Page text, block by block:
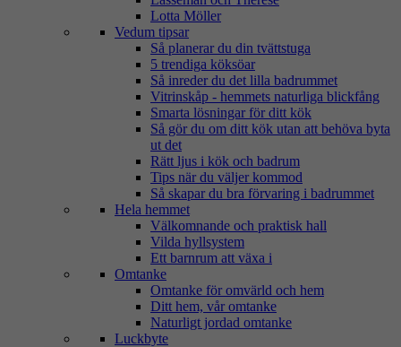
Lotta Möller
Vedum tipsar
Så planerar du din tvättstuga
5 trendiga köksöar
Så inreder du det lilla badrummet
Vitrinskåp - hemmets naturliga blickfång
Smarta lösningar för ditt kök
Så gör du om ditt kök utan att behöva byta
ut det
Rätt ljus i kök och badrum
Tips när du väljer kommod
Så skapar du bra förvaring i badrummet
Hela hemmet
Välkomnande och praktisk hall
Vilda hyllsystem
Ett barnrum att växa i
Omtanke
Omtanke för omvärld och hem
Ditt hem, vår omtanke
Naturligt jordad omtanke
Luckbyte